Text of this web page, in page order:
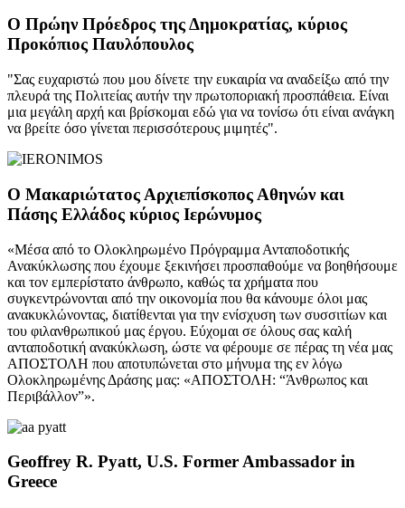
Ο Πρώην Πρόεδρος της Δημοκρατίας, κύριος
Προκόπιος Παυλόπουλος
"Σας ευχαριστώ που μου δίνετε την ευκαιρία να αναδείξω από την
πλευρά της Πολιτείας αυτήν την πρωτοποριακή προσπάθεια. Είναι
μια μεγάλη αρχή και βρίσκομαι εδώ για να τονίσω ότι είναι ανάγκη
να βρείτε όσο γίνεται περισσότερους μιμητές".
Ο Μακαριώτατος Αρχιεπίσκοπος Αθηνών και
Πάσης Ελλάδος κύριος Ιερώνυμος
«Μέσα από το Ολοκληρωμένο Πρόγραμμα Ανταποδοτικής
Ανακύκλωσης που έχουμε ξεκινήσει προσπαθούμε να βοηθήσουμε
και τον εμπερίστατο άνθρωπο, καθώς τα χρήματα που
συγκεντρώνονται από την οικονομία που θα κάνουμε όλοι μας
ανακυκλώνοντας, διατίθενται για την ενίσχυση των συσσιτίων και
του φιλανθρωπικού μας έργου. Εύχομαι σε όλους σας καλή
ανταποδοτική ανακύκλωση, ώστε να φέρουμε σε πέρας τη νέα μας
ΑΠΟΣΤΟΛΗ που αποτυπώνεται στο μήνυμα της εν λόγω
Ολοκληρωμένης Δράσης μας: «ΑΠΟΣΤΟΛΗ: “Άνθρωπος και
Περιβάλλον”».
Geoffrey R. Pyatt, U.S. Former Ambassador in
Greece